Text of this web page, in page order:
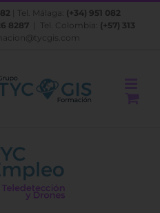
| Tel. Málaga: (+34) 951 082
8287| Tel. Colombia: (+57) 313